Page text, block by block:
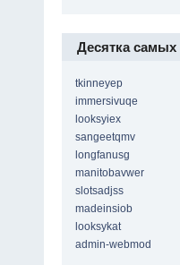
Десятка самых
tkinneyep
immersivuqe
looksyiex
sangeetqmv
longfanusg
manitobavwer
slotsadjss
madeinsiob
looksykat
admin-webmod